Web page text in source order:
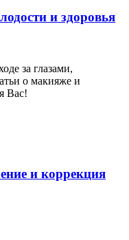
и здоровья
за глазами,
о макияже и
Вас!
и коррекция